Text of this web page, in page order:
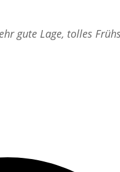
gute Lage, tolles